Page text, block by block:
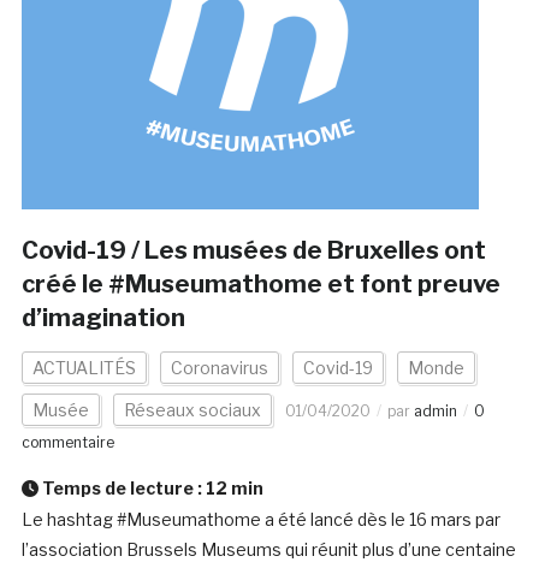
Covid-19 / Les musées de Bruxelles ont
créé le #Museumathome et font preuve
d’imagination
ACTUALITÉS Coronavirus Covid-19 Monde
Musée Réseaux sociaux 01/04/2020 par admin
0
commentaire
Temps de lecture : 12 min
Le hashtag #Museumathome a été lancé dès le 16 mars par
l’association Brussels Museums qui réunit plus d’une centaine